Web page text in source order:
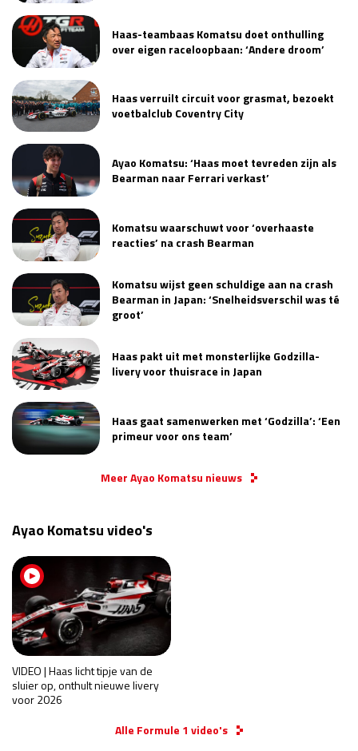
Haas-teambaas Komatsu doet onthulling
over eigen raceloopbaan: ‘Andere droom’
Haas verruilt circuit voor grasmat, bezoekt
voetbalclub Coventry City
Ayao Komatsu: ‘Haas moet tevreden zijn als
Bearman naar Ferrari verkast’
Komatsu waarschuwt voor ‘overhaaste
reacties’ na crash Bearman
Komatsu wijst geen schuldige aan na crash
Bearman in Japan: ‘Snelheidsverschil was té
groot’
Haas pakt uit met monsterlijke Godzilla-
livery voor thuisrace in Japan
Haas gaat samenwerken met ‘Godzilla’: ‘Een
primeur voor ons team’
Meer Ayao Komatsu nieuws
Ayao Komatsu video's
VIDEO | Haas licht tipje van de
sluier op, onthult nieuwe livery
voor 2026
Alle Formule 1 video's